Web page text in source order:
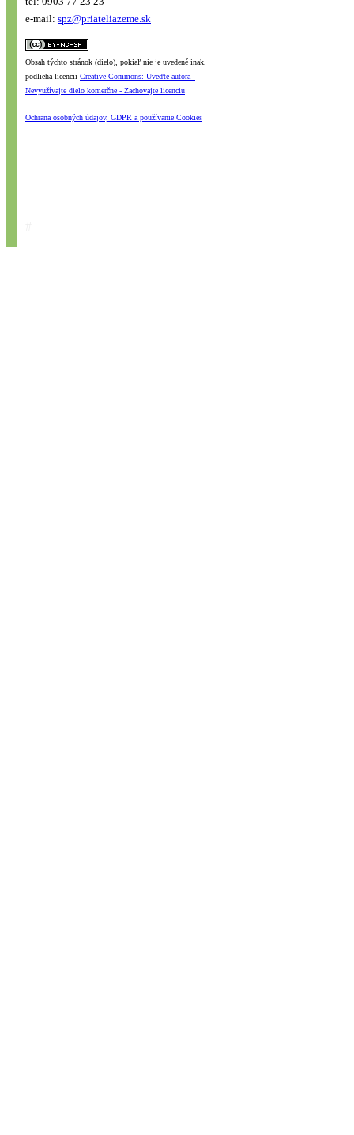
e-mail: spz@priateliazeme.sk
Obsah týchto stránok (dielo), pokiaľ nie je uvedené inak,
podlieha licencii Creative Commons: Uveďte autora -
Nevyužívajte dielo komerčne - Zachovajte licenciu
Ochrana osobných údajov, GDPR a používanie Cookies